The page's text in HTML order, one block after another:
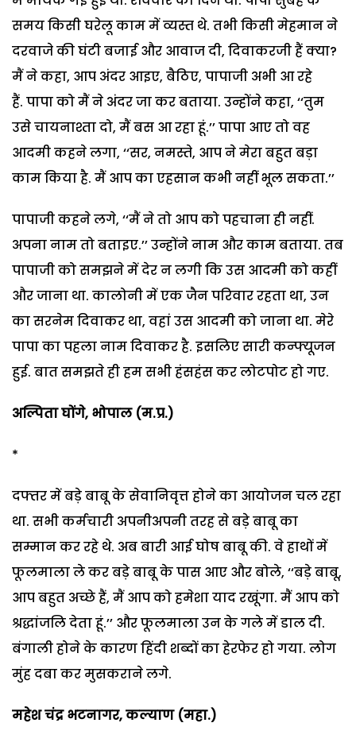
समय किसी घरेलू काम में व्यस्त थे. तभी किसी मेहमान ने
दरवाजे की घंटी बजाई और आवाज दी, दिवाकरजी हैं क्या?
मैं ने कहा, आप अंदर आइए, बैठिए, पापाजी अभी आ रहे
हैं. पापा को मैं ने अंदर जा कर बताया. उन्होंने कहा, ‘‘तुम
उसे चायनाश्ता दो, मैं बस आ रहा हूं.’’पापा आए तो वह
आदमी कहने लगा, ‘‘सर, नमस्ते, आप ने मेरा बहुत बड़ा
काम किया है. मैं आप का एहसान कभी नहीं भूल सकता.’’
पापाजी कहने लगे, ‘‘मैं ने तो आप को पहचाना ही नहीं.
अपना नाम तो बताइए.’’उन्होंने नाम और काम बताया. तब
पापाजी को समझने में देर न लगी कि उस आदमी को कहीं
और जाना था. कालोनी में एक जैन परिवार रहता था, उन
का सरनेम दिवाकर था, वहां उस आदमी को जाना था. मेरे
पापा का पहला नाम दिवाकर है. इसलिए सारी कन्फ्यूजन
हुई. बात समझते ही हम सभी हंसहंस कर लोटपोट हो गए.
अल्पिता घोंगे, भोपाल (म.प्र.)
*
दफ्तर में बड़े बाबू के सेवानिवृत्त होने का आयोजन चल रहा
था. सभी कर्मचारी अपनीअपनी तरह से बड़े बाबू का
सम्मान कर रहे थे. अब बारी आई घोष बाबू की. वे हाथों में
फूलमाला ले कर बड़े बाबू के पास आए और बोले, ‘‘बड़े बाबू,
आप बहुत अच्छे हैं, मैं आप को हमेशा याद रखूंगा. मैं आप को
श्रद्धांजलि देता हूं.’’ और फूलमाला उन के गले में डाल दी.
बंगाली होने के कारण हिंदी शब्दों का हेरफेर हो गया. लोग
मुंह दबा कर मुसकराने लगे.
महेश चंद्र भटनागर, कल्याण (महा.)